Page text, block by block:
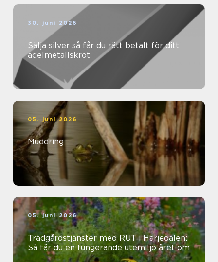
30. juni 2026
Sälja silver så får du rätt betalt för ditt
ädelmetallskrot
05. juni 2026
Muddring
05. juni 2026
Trädgårdstjänster med RUT i Härjedalen:
Så får du en fungerande utemiljö året om